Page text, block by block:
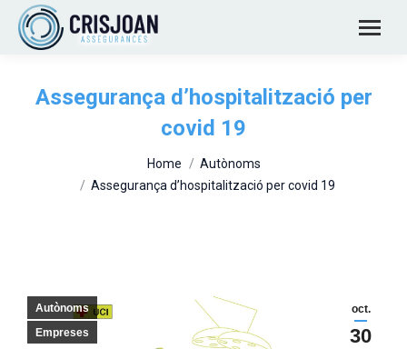
Assegurança d’hospitalització per
covid 19
Home
Autònoms
Assegurança d’hospitalització per covid 19
oct.
30
Autònoms
Empreses